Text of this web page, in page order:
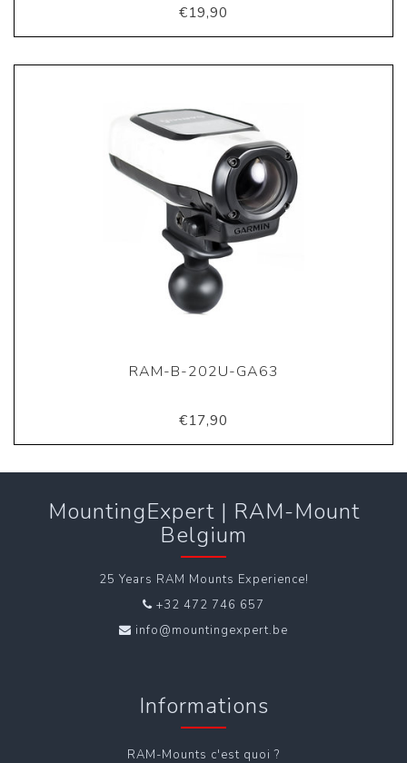
€19,90
RAM-B-202U-GA63
€17,90
MountingExpert | RAM-Mount
Belgium
25 Years RAM Mounts Experience!
+32 472 746 657
info@mountingexpert.be
Informations
RAM-Mounts c'est quoi ?